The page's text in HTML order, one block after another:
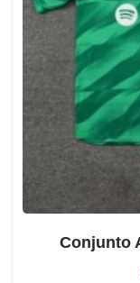
Conjunto